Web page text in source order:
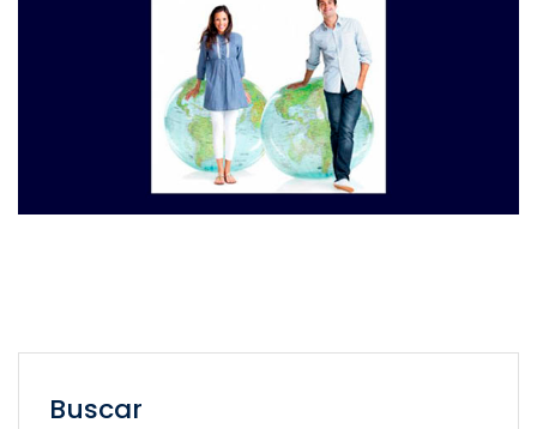
Buscar